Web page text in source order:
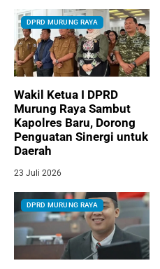
DPRD MURUNG RAYA
Wakil Ketua I DPRD
Murung Raya Sambut
Kapolres Baru, Dorong
Penguatan Sinergi untuk
Daerah
23 Juli 2026
DPRD MURUNG RAYA